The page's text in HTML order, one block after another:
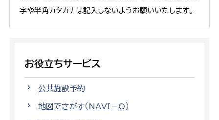
字や半角カタカナは記入しないようお願いいたします。
お役立ちサービス
公共施設予約
地図でさがす（NAVI－O）